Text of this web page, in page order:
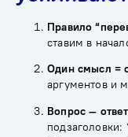
Правило
ставим в
Один смысл =
аргументов и
Вопрос —
подзаголовки: